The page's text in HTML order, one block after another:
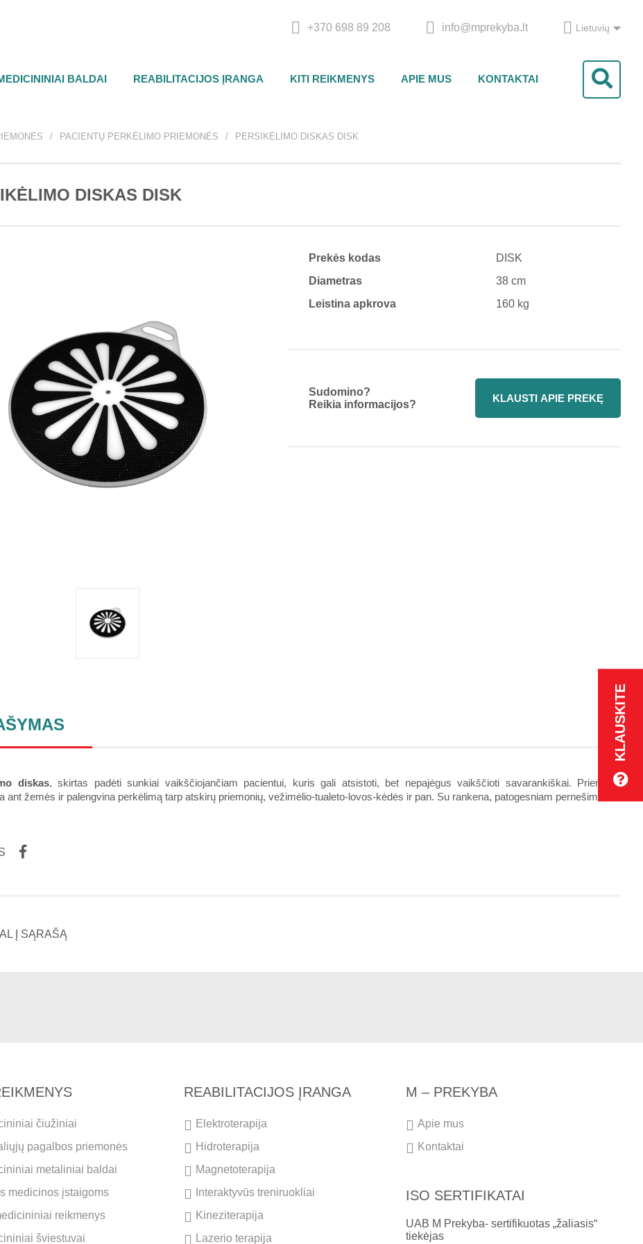
+370 698 89 208 info@mprekyba.lt Lietuvių
BALDAI REABILITACIJOS ĮRANGA KITI REIKMENYS APIE MUS KONTAKTAI
KLAUSKITE
PACIENTŲ PERKĖLIMO PRIEMONĖS PERSIKĖLIMO DISKAS DISK
DISKAS DISK
Prekės kodas
DISK
Diametras
38 cm
Leistina apkrova
160 kg
Sudomino?
Reikia informacijos?
KLAUSTI APIE PREKĘ
diskas, skirtas padėti sunkiai vaikščiojančiam pacientui, kuris gali atsistoti, bet nepajėgus vaikščioti savarankiškai. Priemonė
ant žemės ir palengvina perkėlimą tarp atskirų priemonių, vežimėlio-tualeto-lovos-kėdės ir pan. Su rankena, patogesniam pernešimui.
Į SĄRAŠĄ
čiužiniai
pagalbos priemonės
metaliniai baldai
medicinos įstaigoms
reikmenys
šviestuvai
REABILITACIJOS ĮRANGA
Elektroterapija
Hidroterapija
Magnetoterapija
Interaktyvūs treniruokliai
Kineziterapija
Lazerio terapija
M – PREKYBA
Apie mus
Kontaktai
ISO SERTIFIKATAI
UAB M Prekyba- sertifikuotas „žaliasis“
tiekėjas